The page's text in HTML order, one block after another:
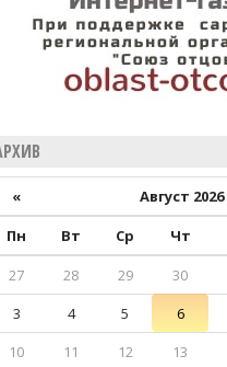
«
Август 2026
Пн
Вт Ср Чт
27
28 29 30
3
4 5 6
10
11 12 13